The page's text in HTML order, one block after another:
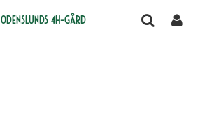
Odenslunds 4H-gård